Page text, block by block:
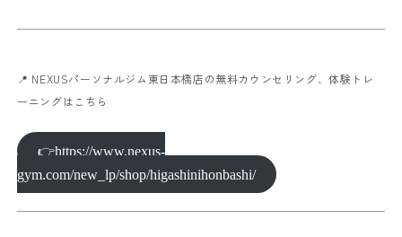
📍 NEXUSパーソナルジム東日本橋店の無料カウンセリング、体験トレ
ーニングはこちら
👉https://www.nexus-
gym.com/new_lp/shop/higashinihonbashi/